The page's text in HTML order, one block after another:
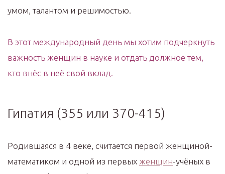
умом, талантом и решимостью.
В этот международный день мы хотим подчеркнуть
важность женщин в науке и отдать должное тем,
кто внёс в неё свой вклад.
Гипатия (355 или 370-415)
Родившаяся в 4 веке, считается первой женщиной-
математиком и одной из первых женщин-учёных в